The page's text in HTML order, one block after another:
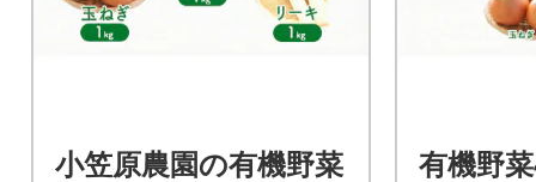
小笠原農園の有機野菜
有機野